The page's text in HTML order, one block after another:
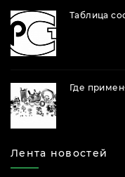
Таблица
Где
Лента новостей